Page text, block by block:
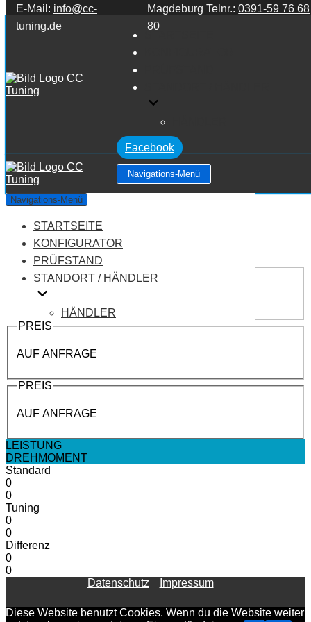
Zum Inhalt springen
E-Mail: info@cc-
tuning.de
Magdeburg Telnr.:0391-59 76 68
80
STARTSEITE
Facebook
Navigations-Menü
Navigations-Menü
STARTSEITE
KONFIGURATOR
PRÜFSTAND
STANDORT / HÄNDLER
HÄNDLER
BMW Z3 M 3.2
Leistung:321 PS
Drehmoment: 350 NM
Motortyp:Benziner
PREIS
AUF ANFRAGE
PREIS
AUF ANFRAGE
PREIS
AUF ANFRAGE
LEISTUNG
DREHMOMENT
Standard
0
0
Tuning
0
0
Differenz
0
0
Datenschutz
Impressum
Diese Website benutzt Cookies. Wenn du die Website weiter